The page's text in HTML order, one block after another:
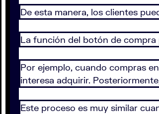
De esta manera, los clientes
La función del botón de
Por ejemplo, cuando compras
interesa adquirir.
Este proceso es muy similar